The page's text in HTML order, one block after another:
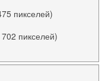
пикселей)
пикселей)